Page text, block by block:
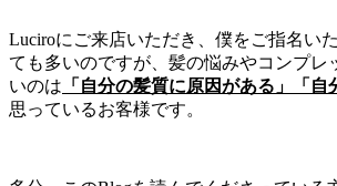
Luciroにご来店いただき、僕をご指名い
ても多いのですが、髪の悩みやコンプレ
いのは 「自分の髪質に原因がある」「自
思っているお客様です。